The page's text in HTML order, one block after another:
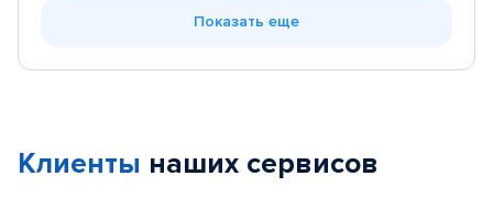
Показать еще
Клиенты наших сервисов